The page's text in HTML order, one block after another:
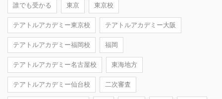
誰でも受かる 東京 東京校
テアトルアカデミー東京校 テアトルアカデミー大阪
テアトルアカデミー福岡校 福岡
テアトルアカデミー名古屋校 東海地方
テアトルアカデミー仙台校 二次審査